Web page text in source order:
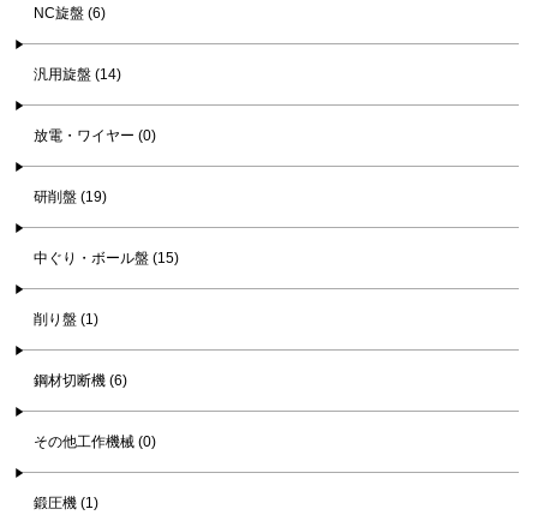
NC旋盤 (6)
汎用旋盤 (14)
放電・ワイヤー (0)
研削盤 (19)
中ぐり・ボール盤 (15)
削り盤 (1)
鋼材切断機 (6)
その他工作機械 (0)
鍛圧機 (1)